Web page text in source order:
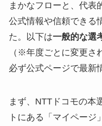
まかなフローと、代表
公式情報や信頼できる
た。以下は一般的な選
（※年度ごとに変更さ
必ず公式ページで最新
まず、NTTドコモの本
トにある「マイページ